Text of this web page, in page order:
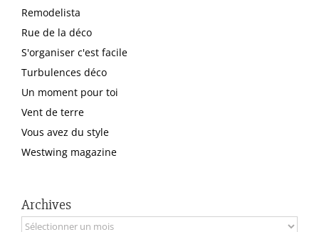
Remodelista
Rue de la déco
S'organiser c'est facile
Turbulences déco
Un moment pour toi
Vent de terre
Vous avez du style
Westwing magazine
Archives
Archives